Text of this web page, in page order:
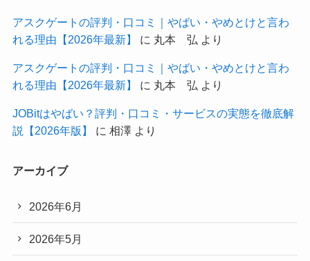
アスクゲートの評判・口コミ｜やばい・やめとけと言わ
れる理由【2026年最新】
に 丸本 弘 より
アスクゲートの評判・口コミ｜やばい・やめとけと言わ
れる理由【2026年最新】
に 丸本 弘 より
JOBitはやばい？評判・口コミ・サービスの実態を徹底解
説【2026年版】
に 相澤より
アーカイブ
2026年6月
2026年5月